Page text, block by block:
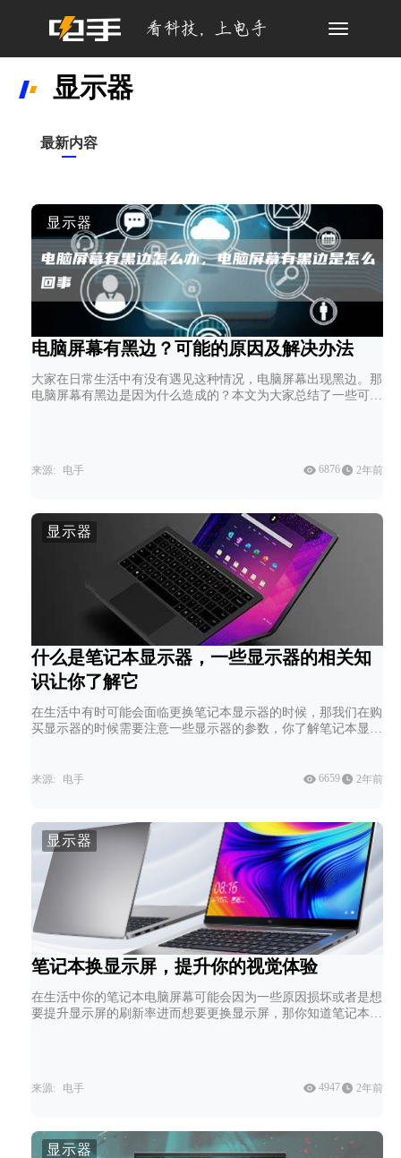
Toggle
显示器
最新内容
显示器
电脑屏幕有黑边？可能的原因及解决办法
大家在日常生活中有没有遇见这种情况，电脑屏幕出现黑边。那
电脑屏幕有黑边是因为什么造成的？本文为大家总结了一些可能
来源: 电手 6876 2年前
显示器
什么是笔记本显示器，一些显示器的相关知
识让你了解它
在生活中有时可能会面临更换笔记本显示器的时候，那我们在购
买显示器的时候需要注意一些显示器的参数，你了解笔记本显示
来源: 电手 6659 2年前
显示器
笔记本换显示屏，提升你的视觉体验
在生活中你的笔记本电脑屏幕可能会因为一些原因损坏或者是想
要提升显示屏的刷新率进而想要更换显示屏，那你知道笔记本换
来源: 电手 4947 2年前
显示器